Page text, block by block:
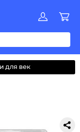
ВДЗИМОКЛНПРСТУФ
для век